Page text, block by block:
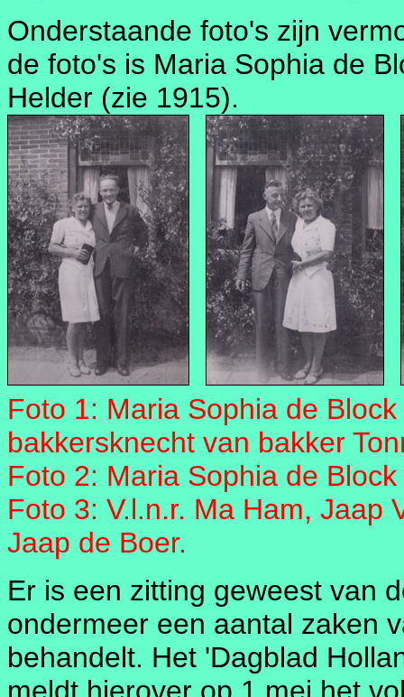
Onderstaande foto's zijn
de foto's is Maria Sophia de
Helder (zie 1915).
Foto 1: Maria Sophia de
bakkersknecht van bakker
Foto 2: Maria Sophia de
Foto 3: V.l.n.r. Ma Ham, Jaap
Jaap de Boer.
Er is een zitting geweest van
ondermeer een aantal zaken
behandelt. Het 'Dagblad